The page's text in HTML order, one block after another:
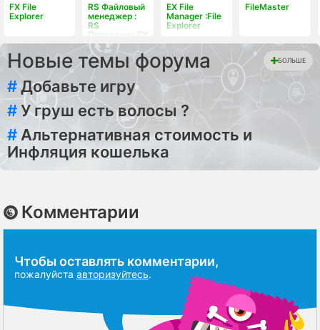
FX File
Explorer
RS Файловый
менеджер :
RS
Проводник EX
EX File
Manager :File
Explorer
FileMaster
Новые темы форума БОЛЬШЕ
#Добавьте игру
#У груш есть волосы ?
# Альтернативная стоимость и
Инфляция кошелька
Комментарии
Чтобы оставлять комментарии,
пожалуйста авторизуйтесь.